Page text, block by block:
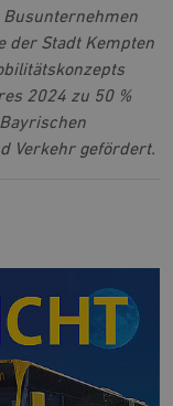
der Stadt Kempten
2024 zu 50 %
Verkehr gefördert.